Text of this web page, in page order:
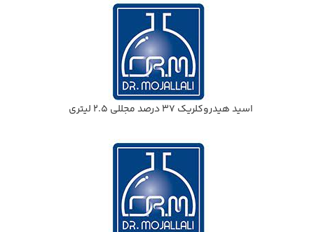
اسيد هيدروكلريك 37 درصد مجللي 2.5 ليتري